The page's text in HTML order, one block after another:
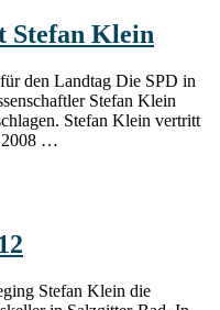
Stefan Klein
den Landtag Die SPD in
Stefan Klein
Stefan Klein vertritt
2008 …
Stefan Klein die